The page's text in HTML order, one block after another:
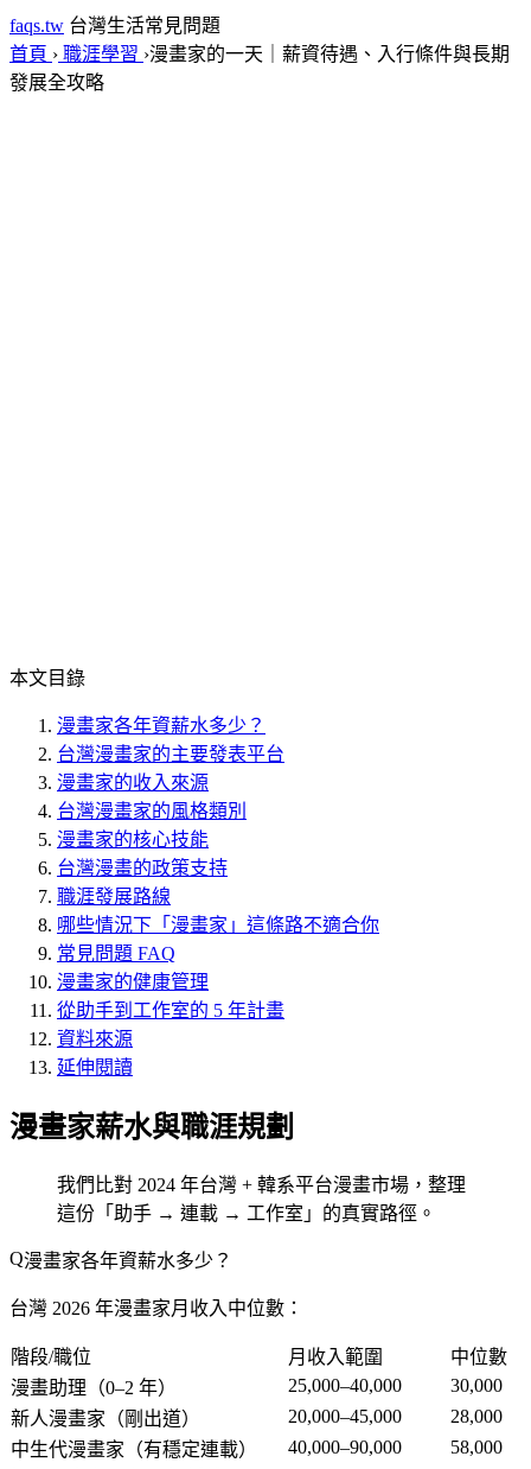
faqs.tw 台灣生活常見問題
首頁 › 職涯學習 ›漫畫家的一天｜薪資待遇、入行條件與長期
發展全攻略
本文目錄
漫畫家各年資薪水多少？
台灣漫畫家的主要發表平台
漫畫家的收入來源
台灣漫畫家的風格類別
漫畫家的核心技能
台灣漫畫的政策支持
職涯發展路線
哪些情況下「漫畫家」這條路不適合你
常見問題 FAQ
漫畫家的健康管理
從助手到工作室的 5 年計畫
資料來源
延伸閱讀
漫畫家薪水與職涯規劃
我們比對 2024 年台灣 + 韓系平台漫畫市場，整理
這份「助手 → 連載 → 工作室」的真實路徑。
漫畫家各年資薪水多少？
台灣 2026 年漫畫家月收入中位數：
階段/職位 月收入範圍
中位數
漫畫助理（0–2 年）
25,000–40,000
30,000
新人漫畫家（剛出道）
20,000–45,000
28,000
中生代漫畫家（有穩定連載）
40,000–90,000
58,000